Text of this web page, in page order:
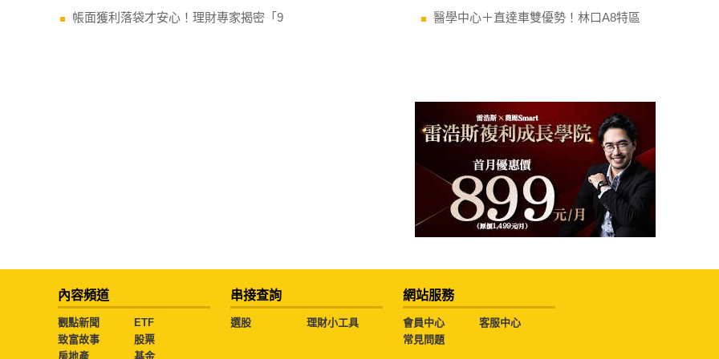
帳面獲利落袋才安心！理財專家揭密「9 醫學中心＋直達車雙優勢！林口A8特區
內容頻道
觀點新聞
ETF
致富故事
股票
房地產
基金
串接查詢
選股 理財小工具
網站服務
會員中心
客服中心
常見問題